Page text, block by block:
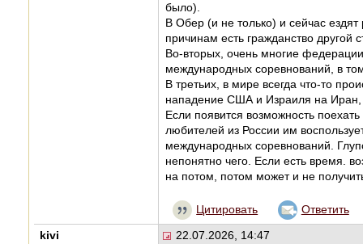
было).
В Обер (и не только) и сейчас
причинам есть гражданство другой
Во-вторых, очень многие
международных соревнований, в
В третьих, в мире всегда что-то
нападение США и Израиля на Иран,
Если появится возможность
любителей из России им
международных соревнований.
непонятно чего. Если есть время.
на потом, потом может и не
Цитировать Ответить
kivi 22.07.2026, 14:47